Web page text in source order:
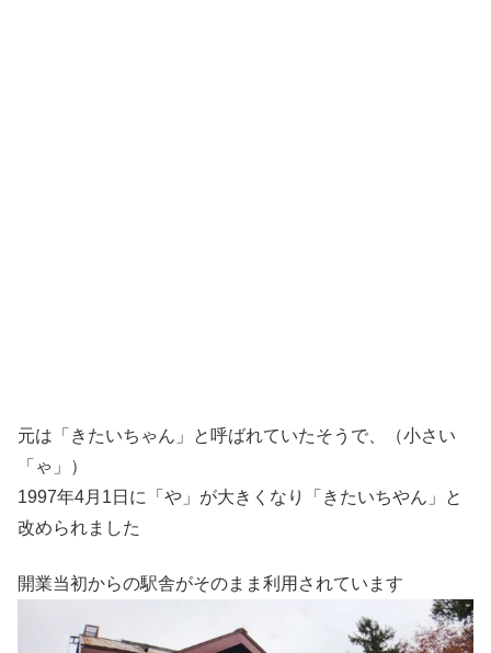
元は「きたいちゃん」と呼ばれていたそうで、（小さい
「ゃ」）
1997年4月1日に「や」が大きくなり「きたいちやん」と
改められました
開業当初からの駅舎がそのまま利用されています